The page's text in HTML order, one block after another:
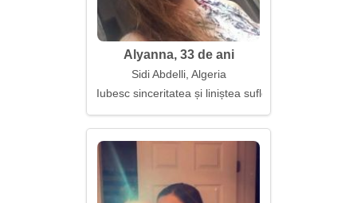
Alyanna, 33 de ani
Sidi Abdelli, Algeria
Iubesc sinceritatea și liniștea sufletească